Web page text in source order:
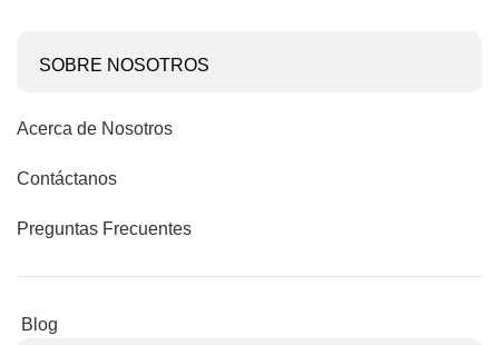
SOBRE NOSOTROS
Acerca de Nosotros
Contáctanos
Preguntas Frecuentes
Blog